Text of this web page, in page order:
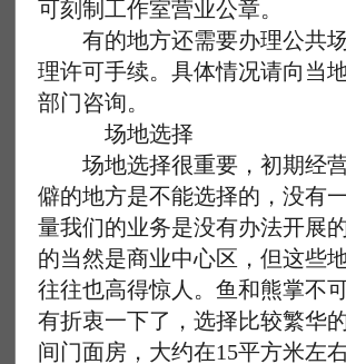
可刻制工作室营业公章。
有的地方还需要办理公共
理许可手续。具体情况请向当
部门咨询。
场地选择
场地选择很重要，初期经
僻的地方是不能选择的，没有
量我们的业务是没有办法开展
的当然是商业中心区，但这些
往往也高得惊人。鱼和熊掌不
有折衷一下了，选择比较繁华
间门面房，大约在15平方米左